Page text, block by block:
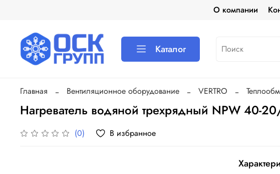
О компании
Каталог
Главная Вентиляционное оборудование VERTRO
Нагреватель водяной трехрядный NPW 40-
(0) В избранное